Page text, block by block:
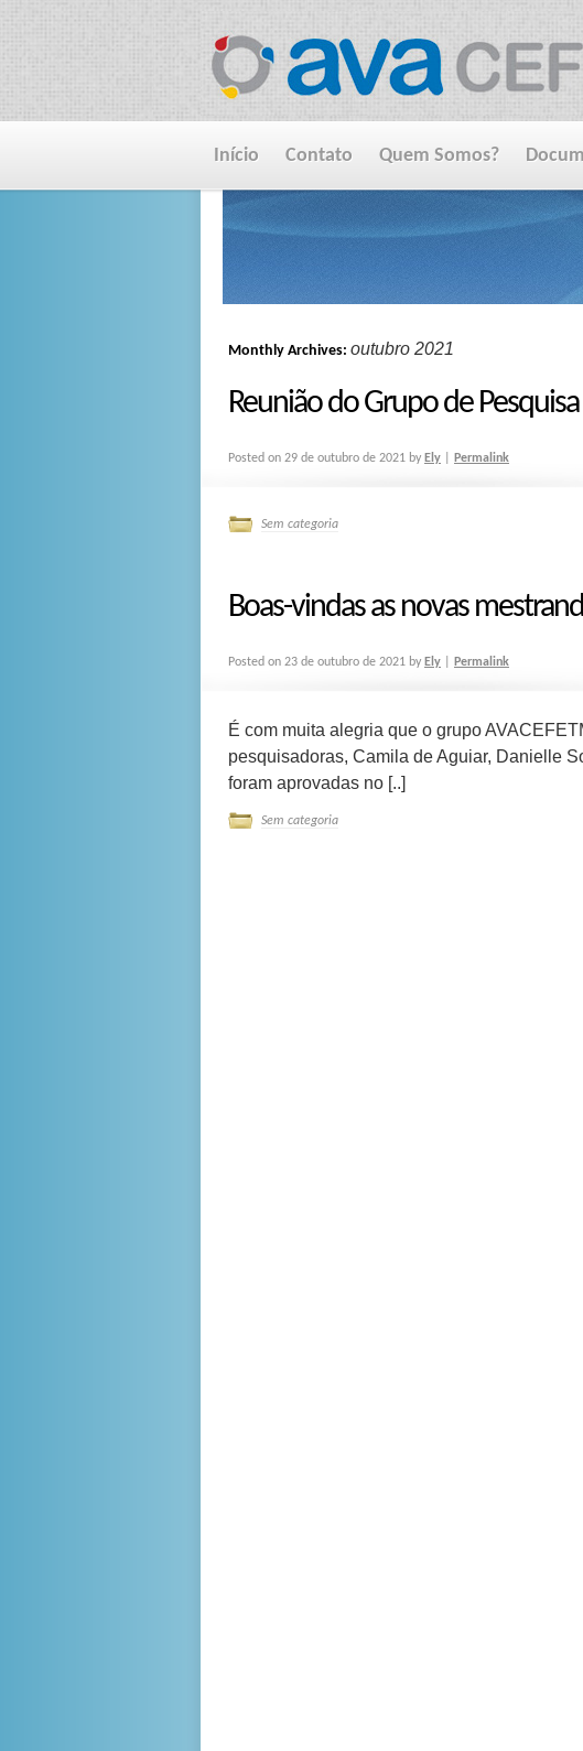
Início Contato Quem Somos?
Monthly Archives: outubro 2021
Reunião do Grupo de Pesquisa
Posted on 29 de outubro de 2021 by Ely Permalink
Sem categoria
Boas-vindas as novas
Posted on 23 de outubro de 2021 by Ely Permalink
É com muita alegria que o grupo
pesquisadoras, Camila de Aguiar, Danielle
foram aprovadas no [..]
Sem categoria